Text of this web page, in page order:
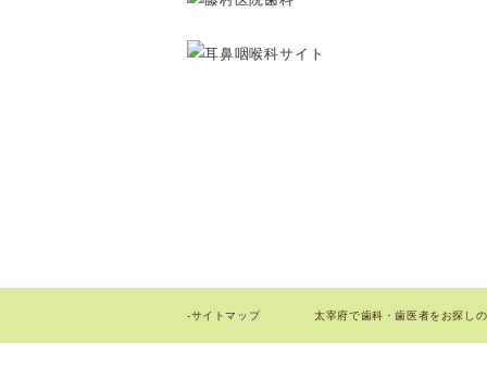
-サイトマップ 太宰府で歯科・歯医者をお探